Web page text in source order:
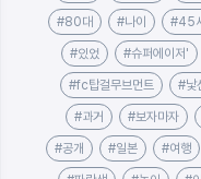
#80대 #나이 #45
#있었 #슈퍼에이저'
#fc탑걸무브먼트 #낯
#과거 #보자마자
#공개 #일본 #여행